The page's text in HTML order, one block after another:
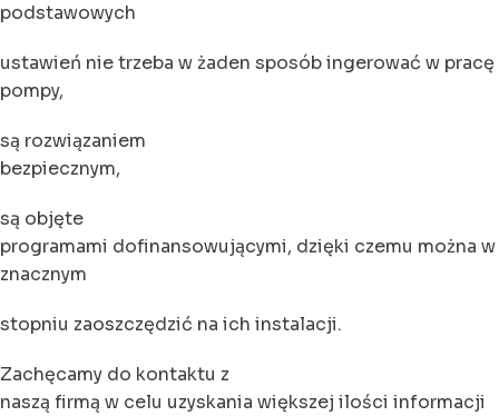
podstawowych
ustawień nie trzeba w żaden sposób ingerować w pracę
pompy,
są rozwiązaniem
bezpiecznym,
są objęte
programami dofinansowującymi, dzięki czemu można w
znacznym
stopniu zaoszczędzić na ich instalacji.
Zachęcamy do kontaktu z
naszą firmą w celu uzyskania większej ilości informacji